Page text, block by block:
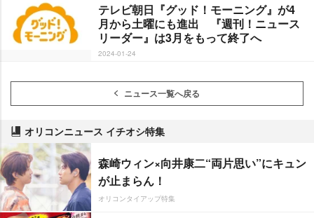
テレビ朝日『グッド！モーニング』が4
月から土曜にも進出 『週刊！ニュース
リーダー』は3月をもって終了へ
2024-01-24
ニュース一覧へ戻る
オリコンニュース イチオシ特集
森崎ウィン×向井康二“両片思い”にキュン
が止まらん！
オリコンタイアップ特集